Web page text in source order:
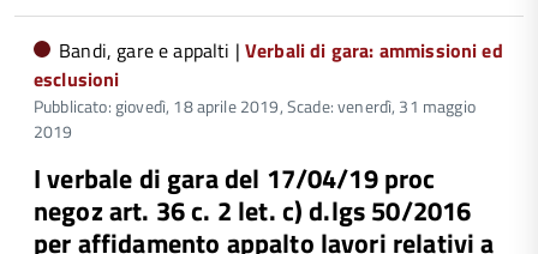
Bandi, gare e appalti |Verbali di gara: ammissioni ed
esclusioni
Pubblicato: giovedì, 18 aprile 2019,Scade: venerdì, 31 maggio
2019
I verbale di gara del 17/04/19 proc
negoz art. 36 c. 2 let. c) d.lgs 50/2016
per affidamento appalto lavori relativi a